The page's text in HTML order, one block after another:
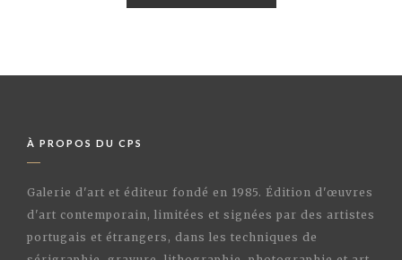
À PROPOS DU CPS
Galerie d'art et éditeur fondé en 1985. Édition d'œuvres
d'art contemporain, limitées et signées par des artistes
portugais et étrangers, dans les techniques de